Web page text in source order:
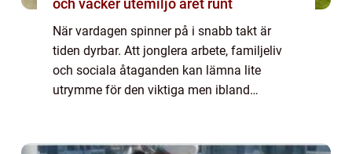
och vacker utemiljö året runt
När vardagen spinner på i snabb takt är
tiden dyrbar. Att jonglera arbete, familjeliv
och sociala åtaganden kan lämna lite
utrymme för den viktiga men ibland